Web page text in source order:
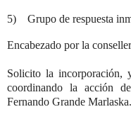
5) Grupo de respuesta
Encabezado por la
Solicito la incorporación,
coordinando la acción
Fernando Grande Marlaska.